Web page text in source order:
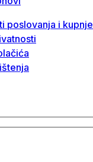
poslovanja i kupnje